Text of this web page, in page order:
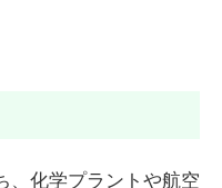
、化学プラントや航空